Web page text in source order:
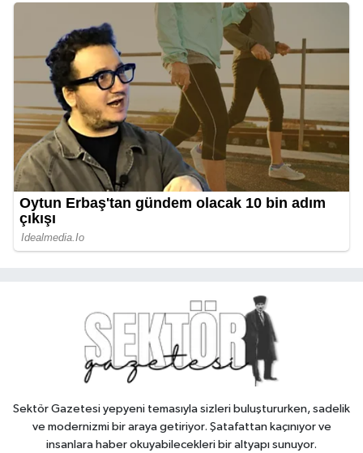
Sektör Gazetesi yepyeni temasıyla sizleri buluştururken, sadelik
ve modernizmi bir araya getiriyor. Şatafattan kaçınıyor ve
insanlara haber okuyabilecekleri bir altyapı sunuyor.